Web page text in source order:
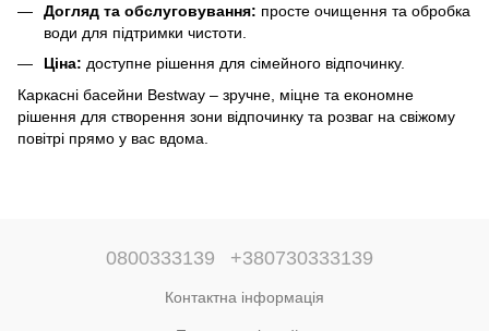
Догляд та обслуговування: просте очищення та обробка
води для підтримки чистоти.
Ціна: доступне рішення для сімейного відпочинку.
Каркасні басейни Bestway – зручне, міцне та економне
рішення для створення зони відпочинку та розваг на свіжому
повітрі прямо у вас вдома.
0800333139 +380730333139
Контактна інформація